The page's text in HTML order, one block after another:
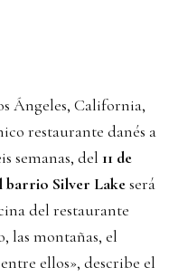
Ángeles, California,
restaurante danés a
semanas, del 11 de
barrio Silver Lakeserá
del restaurante
las montañas, el
ellos», describe el